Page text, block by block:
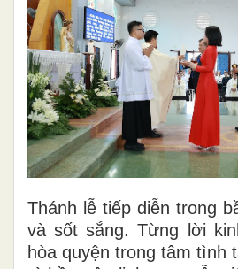
Thánh lễ tiếp diễn trong
và sốt sắng. Từng lời
hòa quyện trong tâm tình